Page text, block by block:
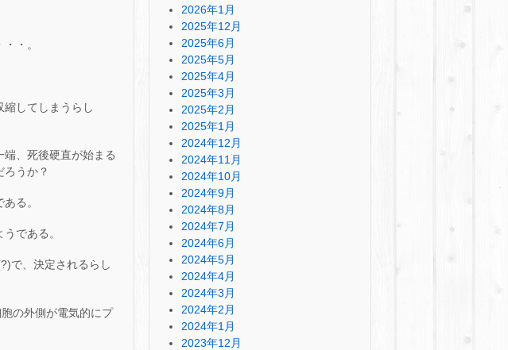
・。
してしまうらし
、死後硬直が始まる
うか？
る。
である。
で、決定されるらし
の外側が電気的にプ
2026年1月
2025年12月
2025年6月
2025年5月
2025年4月
2025年3月
2025年2月
2025年1月
2024年12月
2024年11月
2024年10月
2024年9月
2024年8月
2024年7月
2024年6月
2024年5月
2024年4月
2024年3月
2024年2月
2024年1月
2023年12月